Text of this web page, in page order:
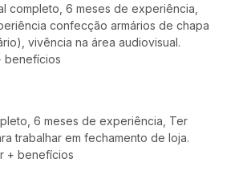
completo, 6 meses de experiência,
confecção armários de chapa
vivência na área audiovisual.
benefícios
6 meses de experiência, Ter
trabalhar em fechamento de loja.
+ benefícios